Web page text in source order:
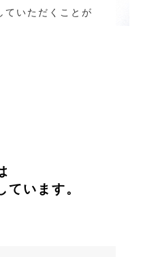
ていただくことが
ています。